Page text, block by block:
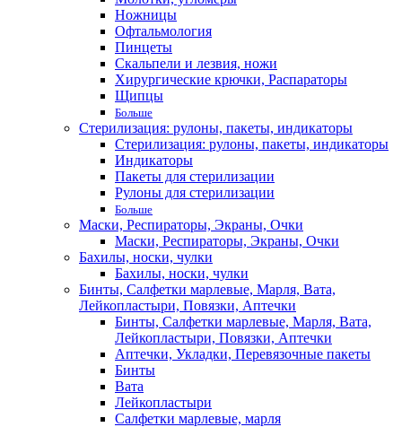
Ножницы
Офтальмология
Пинцеты
Скальпели и лезвия, ножи
Хирургические крючки, Распараторы
Щипцы
Больше
Стерилизация: рулоны, пакеты, индикаторы
Стерилизация: рулоны, пакеты, индикаторы
Индикаторы
Пакеты для стерилизации
Рулоны для стерилизации
Больше
Маски, Респираторы, Экраны, Очки
Маски, Респираторы, Экраны, Очки
Бахилы, носки, чулки
Бахилы, носки, чулки
Бинты, Салфетки марлевые, Марля, Вата,
Лейкопластыри, Повязки, Аптечки
Бинты, Салфетки марлевые, Марля, Вата,
Лейкопластыри, Повязки, Аптечки
Аптечки, Укладки, Перевязочные пакеты
Бинты
Вата
Лейкопластыри
Салфетки марлевые, марля